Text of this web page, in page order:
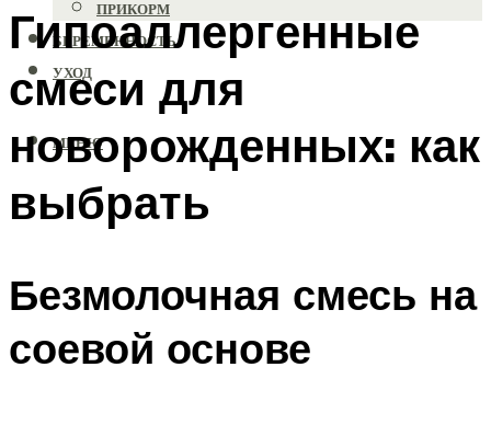
ПРИКОРМ
БЕРЕМЕННОСТЬ
УХОД
МЕНЮ
Гипоаллергенные
смеси для
новорожденных: как
выбрать
Безмолочная смесь на
соевой основе